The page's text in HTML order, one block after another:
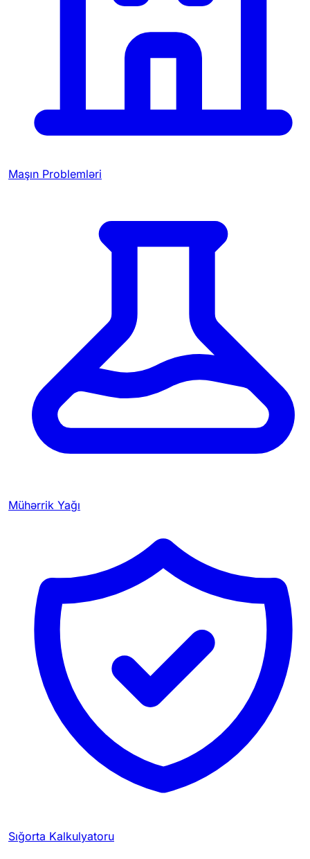
Maşın Problemləri
Mühərrik Yağı
Sığorta Kalkulyatoru